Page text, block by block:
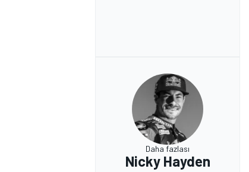
Daha fazlası
Nicky Hayden